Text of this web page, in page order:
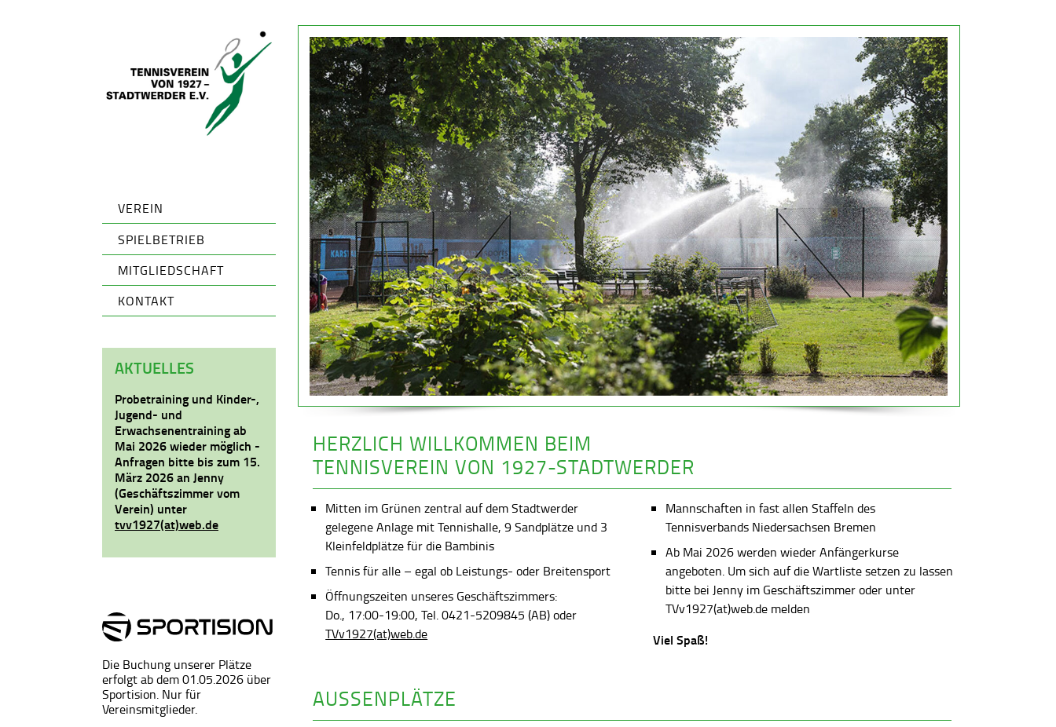
VEREIN
SPIELBETRIEB
MITGLIEDSCHAFT
KONTAKT
AKTUELLES
Probetraining und Kinder-,
Jugend- und
Erwachsenentraining ab
Mai 2026 wieder möglich -
Anfragen bitte bis zum 15.
März 2026 an Jenny
(Geschäftszimmer vom
Verein) unter
tvv1927(at)web.de
Die Buchung unserer Plätze
erfolgt ab dem 01.05.2026 über
Sportision. Nur für
Vereinsmitglieder.
HERZLICH WILLKOMMEN BEIM
TENNISVEREIN VON 1927-STADTWERDER
Mitten im Grünen zentral auf dem Stadtwerder
gelegene Anlage mit Tennishalle, 9 Sandplätze und 3
Kleinfeldplätze für die Bambinis
Tennis für alle – egal ob Leistungs- oder Breitensport
Öffnungszeiten unseres Geschäftszimmers:
Do., 17:00-19:00, Tel. 0421-5209845 (AB) oder
TVv1927(at)web.de
Mannschaften in fast allen Staffeln des
Tennisverbands Niedersachsen Bremen
Ab Mai 2026 werden wieder Anfängerkurse
angeboten. Um sich auf die Wartliste setzen zu lassen
bitte bei Jenny im Geschäftszimmer oder unter
TVv1927(at)web.de melden
Viel Spaß!
AUSSENPLÄTZE